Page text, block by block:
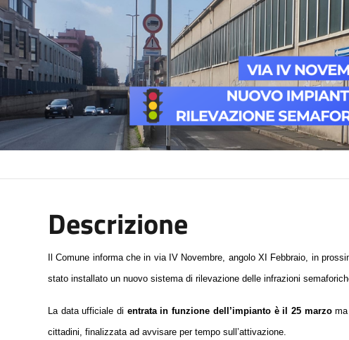
Descrizione
Il Comune informa che in via IV Novembre, angolo XI Febbraio, in
stato installato un nuovo sistema di rilevazione delle infrazioni
La data ufficiale di entrata in funzione dell’impianto è il 25 marzo
cittadini, finalizzata ad avvisare per tempo sull’attivazione.